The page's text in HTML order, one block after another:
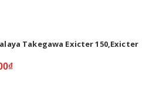
Takegawa Exicter 150,Exicter